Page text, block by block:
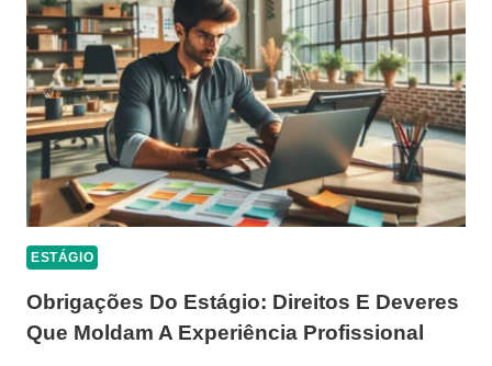
ESTÁGIO
Obrigações Do Estágio: Direitos E Deveres
Que Moldam A Experiência Profissional